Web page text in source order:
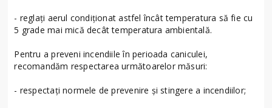
- reglaţi aerul condiţionat astfel încât temperatura să fie cu
5 grade mai mică decât temperatura ambientală.
Pentru a preveni incendiile în perioada caniculei,
recomandăm respectarea următoarelor măsuri:
- respectați normele de prevenire și stingere a incendiilor;